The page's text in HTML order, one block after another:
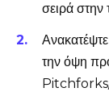
σειρά στην
την όψη